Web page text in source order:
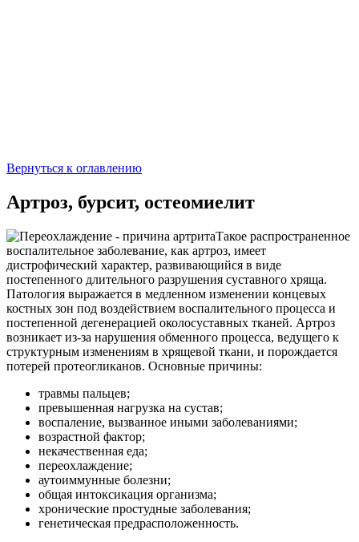
Вернуться к оглавлению
Артроз, бурсит, остеомиелит
Такое распространенное
воспалительное заболевание, как артроз, имеет
дистрофический характер, развивающийся в виде
постепенного длительного разрушения суставного хряща.
Патология выражается в медленном изменении концевых
костных зон под воздействием воспалительного процесса и
постепенной дегенерацией околосуставных тканей. Артроз
возникает из-за нарушения обменного процесса, ведущего к
структурным изменениям в хрящевой ткани, и порождается
потерей протеогликанов. Основные причины:
травмы пальцев;
превышенная нагрузка на сустав;
воспаление, вызванное иными заболеваниями;
возрастной фактор;
некачественная еда;
переохлаждение;
аутоиммунные болезни;
общая интоксикация организма;
хронические простудные заболевания;
генетическая предрасположенность.